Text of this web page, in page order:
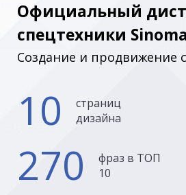
Официальный
спецтехники
Создание и продвижение
10
страниц
дизайна
270
фраз в ТОП
10